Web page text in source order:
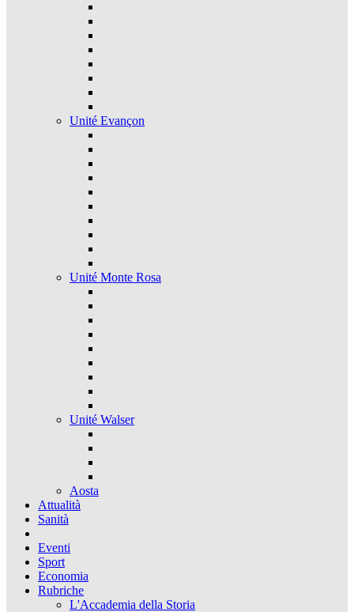
Unité Evançon
Unité Monte Rosa
Unité Walser
Aosta
Attualità
Sanità
Eventi
Sport
Economia
Rubriche
L'Accademia della Storia